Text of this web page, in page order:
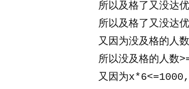
所以及格了又没达
所以及格了又没达
又因为没及格的人
所以没及格的人
又因为